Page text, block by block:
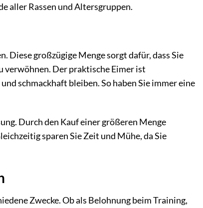
aller Rassen und Altersgruppen.
Diese großzügige Menge sorgt dafür, dass Sie
verwöhnen. Der praktische Eimer ist
schmackhaft bleiben. So haben Sie immer eine
Durch den Kauf einer größeren Menge
sparen Sie Zeit und Mühe, da Sie
Zwecke. Ob als Belohnung beim Training,